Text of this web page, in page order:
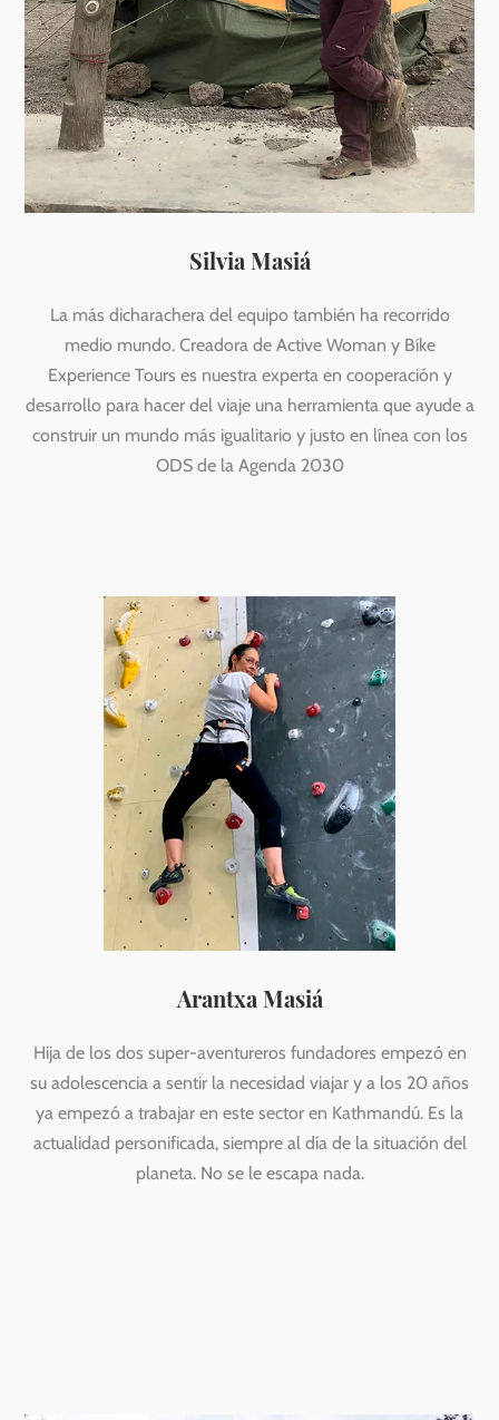
Silvia Masiá
La más dicharachera del equipo también ha recorrido
medio mundo. Creadora de Active Woman y Bike
Experience Tours es nuestra experta en cooperación y
desarrollo para hacer del viaje una herramienta que ayude a
construir un mundo más igualitario y justo en línea con los
ODS de la Agenda 2030
Arantxa Masiá
Hija de los dos super-aventureros fundadores empezó en
su adolescencia a sentir la necesidad viajar y a los 20 años
ya empezó a trabajar en este sector en Kathmandú. Es la
actualidad personificada, siempre al día de la situación del
planeta. No se le escapa nada.